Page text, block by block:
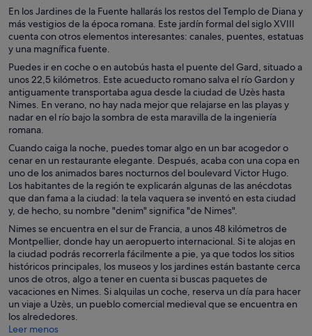
En los Jardines de la Fuente hallarás los restos del Templo de Diana y
más vestigios de la época romana. Este jardín formal del siglo XVIII
cuenta con otros elementos interesantes: canales, puentes, estatuas
y una magnífica fuente.
Puedes ir en coche o en autobús hasta el puente del Gard, situado a
unos 22,5 kilómetros. Este acueducto romano salva el río Gardon y
antiguamente transportaba agua desde la ciudad de Uzès hasta
Nimes. En verano, no hay nada mejor que relajarse en las playas y
nadar en el río bajo la sombra de esta maravilla de la ingeniería
romana.
Cuando caiga la noche, puedes tomar algo en un bar acogedor o
cenar en un restaurante elegante. Después, acaba con una copa en
uno de los animados bares nocturnos del boulevard Victor Hugo.
Los habitantes de la región te explicarán algunas de las anécdotas
que dan fama a la ciudad: la tela vaquera se inventó en esta ciudad
y, de hecho, su nombre "denim" significa "de Nimes".
Nimes se encuentra en el sur de Francia, a unos 48 kilómetros de
Montpellier, donde hay un aeropuerto internacional. Si te alojas en
la ciudad podrás recorrerla fácilmente a pie, ya que todos los sitios
históricos principales, los museos y los jardines están bastante cerca
unos de otros, algo a tener en cuenta si buscas paquetes de
vacaciones en Nimes. Si alquilas un coche, reserva un día para hacer
un viaje a Uzès, un pueblo comercial medieval que se encuentra en
los alrededores.
Leer menos